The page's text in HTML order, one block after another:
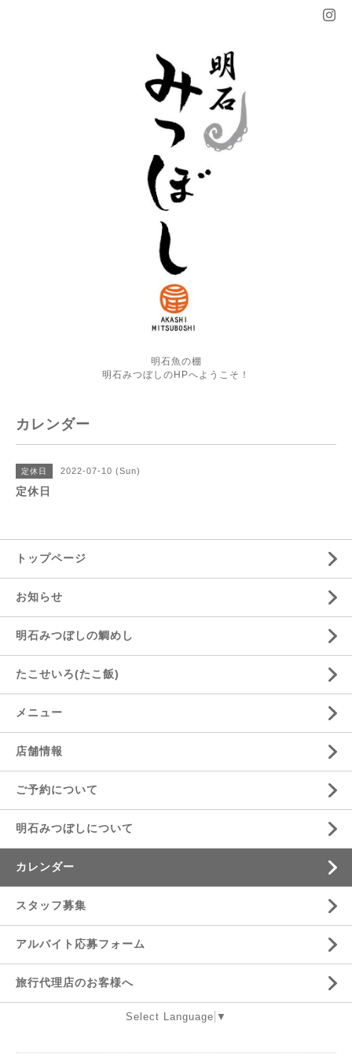
明石魚の棚
明石みつぼしのHPへようこそ！
カレンダー
定休日 2022-07-10 (Sun)
定休日
トップページ
お知らせ
明石みつぼしの鯛めし
たこせいろ(たこ飯)
メニュー
店舗情報
ご予約について
明石みつぼしについて
カレンダー
スタッフ募集
アルバイト応募フォーム
旅行代理店のお客様へ
Select Language ▼